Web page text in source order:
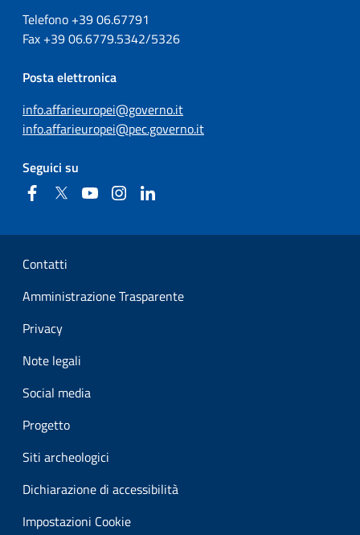
Telefono +3906.67791
Fax +3906.6779.5342/5326
Posta elettronica
info.affarieuropei@governo.it
info.affarieuropei@pec.governo.it
Seguici su
FacebookTwitter YouTubeInstagram
Sezione Link Utili
Contatti
Amministrazione Trasparente
Privacy
Note legali
Social media
Progetto
Siti archeologici
Dichiarazione di accessibilità
Impostazioni Cookie